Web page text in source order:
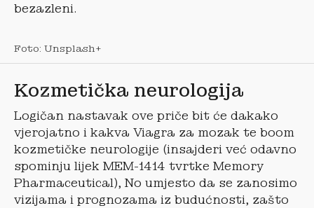
bezazleni.
Foto: Unsplash+
Kozmetička neurologija
Logičan nastavak ove priče bit će dakako
vjerojatno i kakva Viagra za mozak te boom
kozmetičke neurologije (insajderi već odavno
spominju lijek MEM-1414 tvrtke Memory
Pharmaceutical), No umjesto da se zanosimo
vizijama i prognozama iz budućnosti, zašto